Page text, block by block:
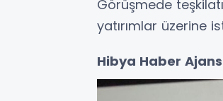
Görüşmede
yatırımlar üzerine
Hibya Haber